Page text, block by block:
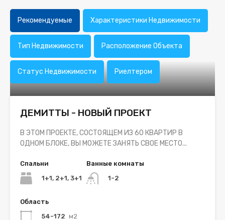
Рекомендуемые Характеристики Недвижимости
Тип Недвижимости Расположение Объекта
Статус Недвижимости Риелтером
ДЕМИТТЫ - НОВЫЙ ПРОЕКТ
В ЭТОМ ПРОЕКТЕ, СОСТОЯЩЕМ ИЗ 60 КВАРТИР В
ОДНОМ БЛОКЕ, ВЫ МОЖЕТЕ ЗАНЯТЬ СВОЕ МЕСТО...
Спальни
1+1, 2+1, 3+1
Ванные комнаты
1-2
Область
54-172 м2